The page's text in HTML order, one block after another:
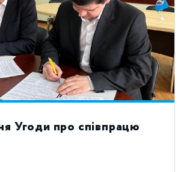
Угоди про співпрацю